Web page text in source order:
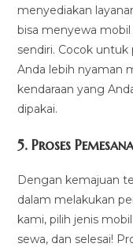
menyediakan
bisa menyewa
sendiri. Cocok untuk
Anda lebih nyaman
kendaraan yang
dipakai.
5.Proses
Dengan kemajuan
dalam melakukan
kami, pilih jenis
sewa, dan selesai!